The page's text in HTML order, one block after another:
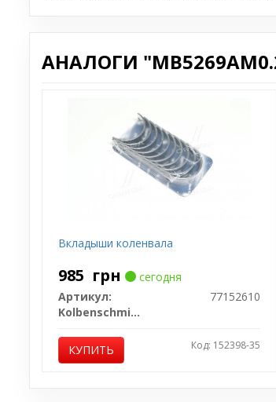
АНАЛОГИ
Вкладыши коленвала
985 грн
сегодня
Артикул:
77152610
Kolbenschmidt
КУПИТЬ Код: 152398-35